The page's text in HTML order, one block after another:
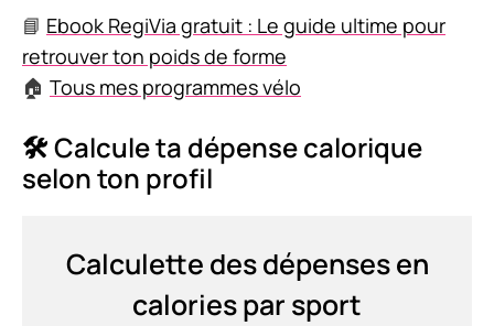
📘 Ebook RegiVia gratuit : Le guide ultime pour
retrouver ton poids de forme
🏠 Tous mes programmes vélo
🛠 Calcule ta dépense calorique
selon ton profil
Calculette des dépenses en
calories par sport